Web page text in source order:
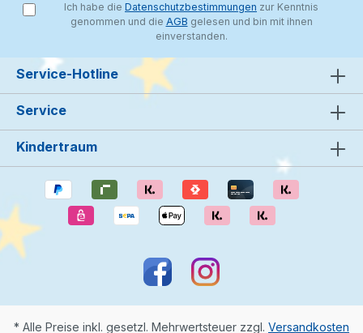
Ich habe die Datenschutzbestimmungen zur Kenntnis
genommen und die AGB gelesen und bin mit ihnen
einverstanden.
Service-Hotline
Service
Kindertraum
* Alle Preise inkl. gesetzl. Mehrwertsteuer zzgl. Versandkosten